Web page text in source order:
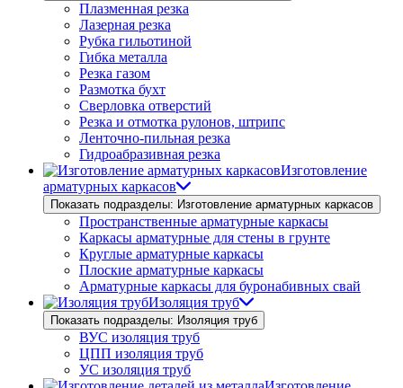
Плазменная резка
Лазерная резка
Рубка гильотиной
Гибка металла
Резка газом
Размотка бухт
Сверловка отверстий
Резка и отмотка рулонов, штрипс
Ленточно-пильная резка
Гидроабразивная резка
Изготовление
арматурных каркасов
Показать подразделы: Изготовление арматурных каркасов
Пространственные арматурные каркасы
Каркасы арматурные для стены в грунте
Круглые арматурные каркасы
Плоские арматурные каркасы
Арматурные каркасы для буронабивных свай
Изоляция труб
Показать подразделы: Изоляция труб
ВУС изоляция труб
ЦПП изоляция труб
УС изоляция труб